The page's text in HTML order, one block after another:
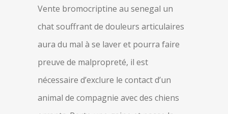
Vente bromocriptine au senegal un
chat souffrant de douleurs articulaires
aura du mal à se laver et pourra faire
preuve de malpropreté, il est
nécessaire d’exclure le contact d’un
animal de compagnie avec des chiens